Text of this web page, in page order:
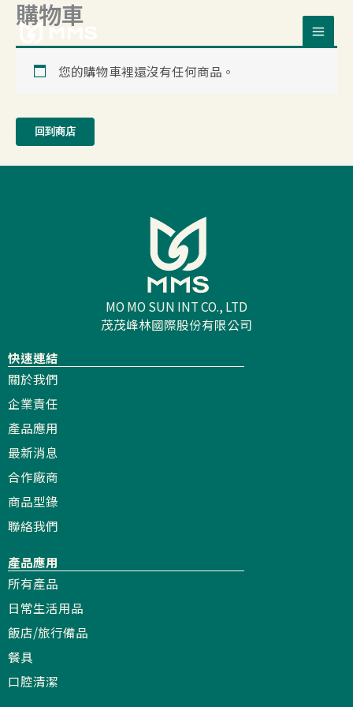
購物車
您的購物車裡還沒有任何商品。
回到商店
MO MO SUN INT CO., LTD
茂茂峰林國際股份有限公司
快速連結
關於我們
企業責任
產品應用
最新消息
合作廠商
商品型錄
聯絡我們
產品應用
所有產品
日常生活用品
飯店/旅行備品
餐具
口腔清潔